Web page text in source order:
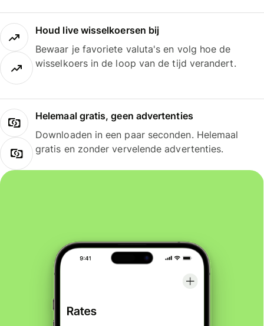
Houd live wisselkoersen bij
Bewaar je favoriete valuta's en volg hoe de
wisselkoers in de loop van de tijd verandert.
Helemaal gratis, geen advertenties
Downloaden in een paar seconden. Helemaal
gratis en zonder vervelende advertenties.